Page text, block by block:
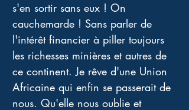
s'en sortir sans eux ! On
cauchemarde ! Sans parler de
l'intérêt financier à piller toujours
les richesses minières et autres de
ce continent. Je rêve d'une Union
Africaine qui enfin se passerait de
nous. Qu'elle nous oublie et